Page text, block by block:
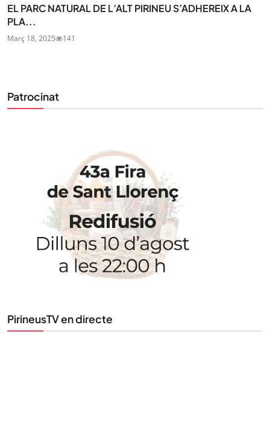
EL PARC NATURAL DE L’ALT PIRINEU S’ADHEREIX A LA
PLA...
Març 18, 2025 141
Patrocinat
PirineusTV en directe
STAY UPDATED
Uneix-te al nostre butlletí
Tota l’actualitat, seleccionada i enviada directament
al teu correu. Subscriu-te al nostre butlletí i segueix
la informació que importa.